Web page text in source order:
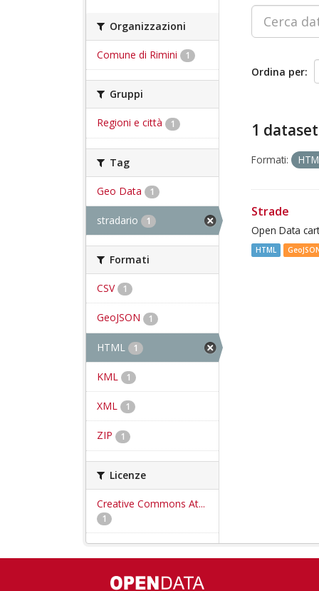
Organizzazioni
Comune di Rimini 1
Gruppi
Regioni e città 1
Tag
Geo Data 1
stradario 1
Formati
CSV 1
GeoJSON 1
HTML 1
KML 1
XML 1
ZIP 1
Licenze
Creative Commons At...
1
Ordina per
1
Formati:
Strade
Open Data
HTML